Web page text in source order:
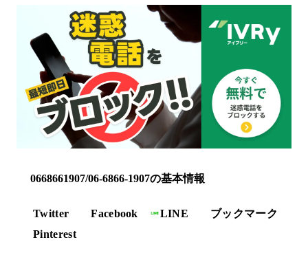
0668661907/06-6866-1907の基本情報
Twitter Facebook LINE
ブックマーク
Pinterest